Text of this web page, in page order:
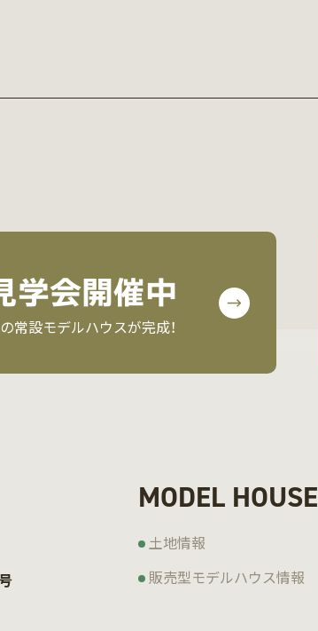
学会開催中
常設モデルハウスが完成！
MODEL HOUSE
土地情報
販売型モデルハウス情報